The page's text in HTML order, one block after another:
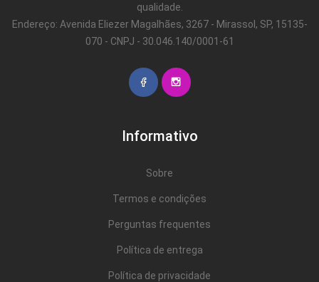
qualidade.
Endereço: Avenida Eliezer Magalhães, 3267 - Mirassol, SP, 15135-
070 - CNPJ - 30.046.140/0001-61
Informativo
Sobre
Termos e condições
Perguntas frequentes
Política de entrega
Política de privacidade